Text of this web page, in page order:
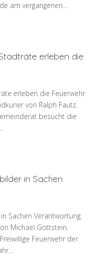
am vergangenen...
erleben die
erleben die Feuerwehr
von Ralph Fautz.
besucht die
in Sachen
Sachen Verantwortung
Michael Gottstein.
Feuerwehr der